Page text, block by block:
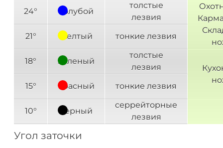
Угол заточки
24° голубой
толстые
лезвия
21° желтый тонкие лезвия
18° зеленый
толстые
лезвия
15° красный тонкие лезвия
10° черный
серрейторные
лезвия